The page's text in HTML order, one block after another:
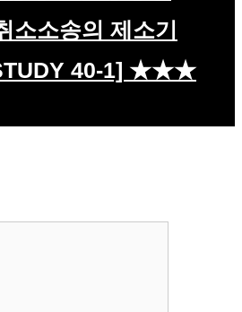
소소송의 제소기
40-1] ★★★